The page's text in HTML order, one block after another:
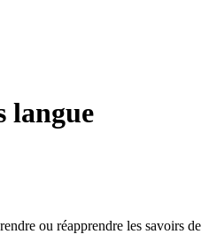
langue
ou réapprendre les savoirs de